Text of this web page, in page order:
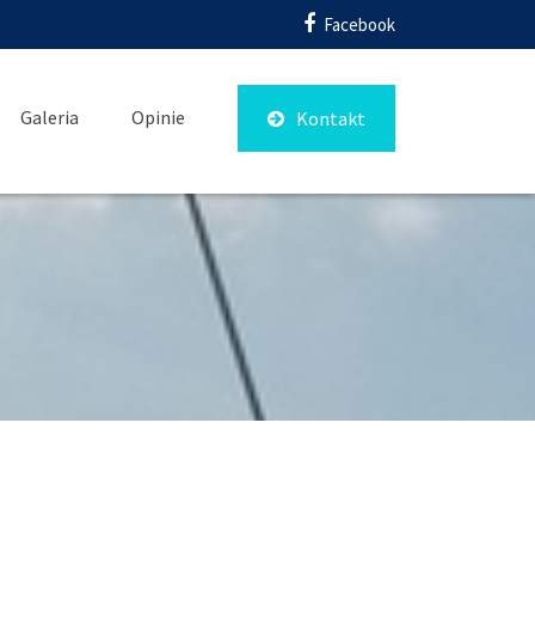
Facebook
Kontakt
Galeria Opinie